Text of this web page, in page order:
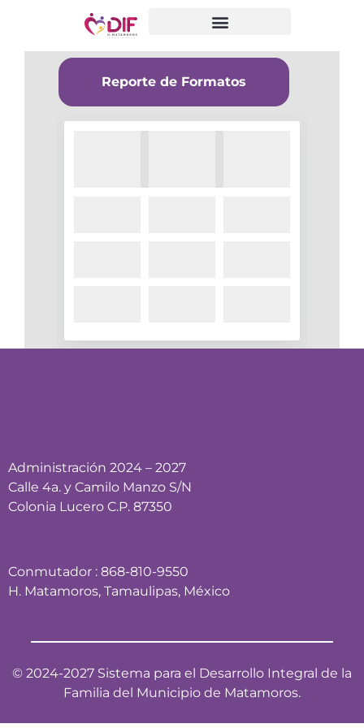
Reporte de Formatos
Administración 2024 – 2027
Calle 4a. y Camilo Manzo S/N
Colonia Lucero C.P. 87350
Conmutador : 868-810-9550
H. Matamoros, Tamaulipas, México
© 2024-2027 Sistema para el Desarrollo Integral de la
Familia del Municipio de Matamoros.